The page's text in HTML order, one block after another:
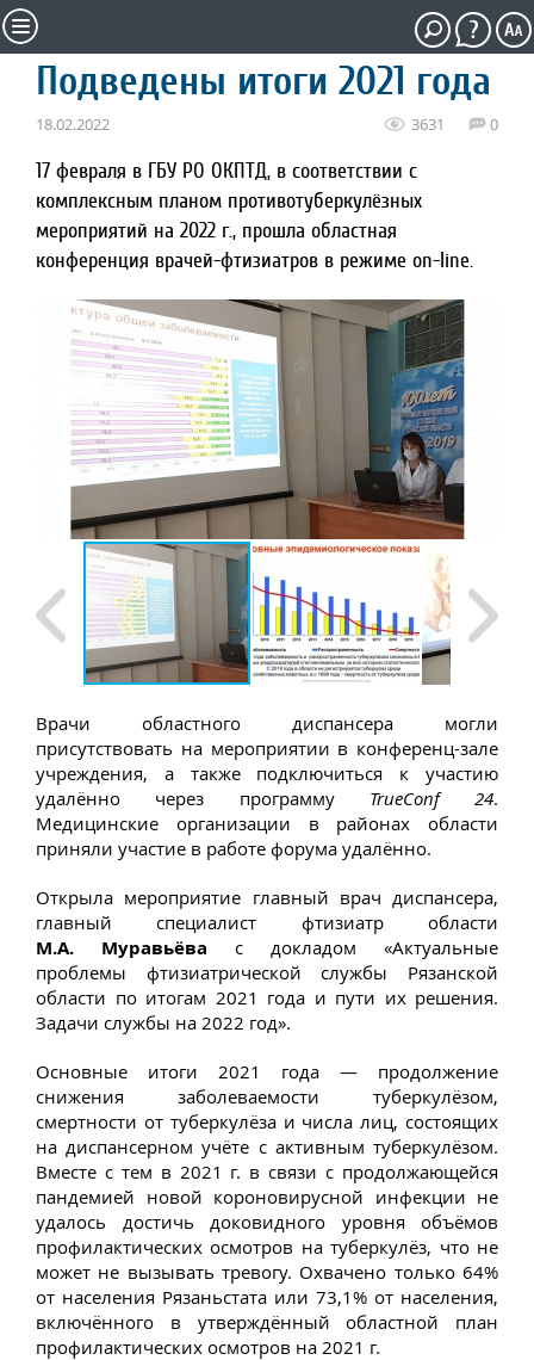
Подведены итоги 2021 года
18.02.2022 3631 0
17 февраля в ГБУ РО ОКПТД, в соответствии с
комплексным планом противотуберкулёзных
мероприятий на 2022 г., прошла областная
конференция врачей-фтизиатров в режиме on-line.
Врачи областного диспансера могли
присутствовать на мероприятии в конференц-зале
учреждения, а также подключиться к участию
удалённо через программу TrueConf 24.
Медицинские организации в районах области
приняли участие в работе форума удалённо.
Открыла мероприятие главный врач диспансера,
главный специалист фтизиатр области
М.А. Муравьёва с докладом «Актуальные
проблемы фтизиатрической службы Рязанской
области по итогам 2021 года и пути их решения.
Задачи службы на 2022 год».
Основные итоги 2021 года — продолжение
снижения заболеваемости туберкулёзом,
смертности от туберкулёза и числа лиц, состоящих
на диспансерном учёте с активным туберкулёзом.
Вместе с тем в 2021 г. в связи с продолжающейся
пандемией новой короновирусной инфекции не
удалось достичь доковидного уровня объёмов
профилактических осмотров на туберкулёз, что не
может не вызывать тревогу. Охвачено только 64%
от населения Рязаньстата или 73,1% от населения,
включённого в утверждённый областной план
профилактических осмотров на 2021 г.